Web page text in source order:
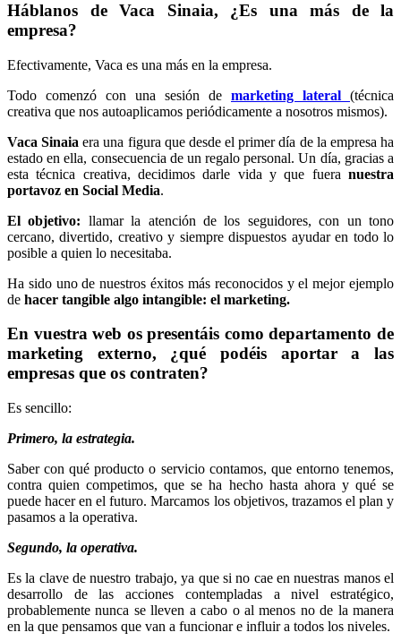
Háblanos de Vaca Sinaia, ¿Es una más de la
empresa?
Efectivamente, Vaca es una más en la empresa.
Todo comenzó con una sesión de marketing lateral (técnica
creativa que nos autoaplicamos periódicamente a nosotros mismos).
Vaca Sinaia era una figura que desde el primer día de la empresa ha
estado en ella, consecuencia de un regalo personal. Un día, gracias a
esta técnica creativa, decidimos darle vida y que fuera nuestra
portavoz en Social Media.
El objetivo: llamar la atención de los seguidores, con un tono
cercano, divertido, creativo y siempre dispuestos ayudar en todo lo
posible a quien lo necesitaba.
Ha sido uno de nuestros éxitos más reconocidos y el mejor ejemplo
de hacer tangible algo intangible: el marketing.
En vuestra web os presentáis como departamento de
marketing externo, ¿qué podéis aportar a las
empresas que os contraten?
Es sencillo:
Primero, la estrategia.
Saber con qué producto o servicio contamos, que entorno tenemos,
contra quien competimos, que se ha hecho hasta ahora y qué se
puede hacer en el futuro. Marcamos los objetivos, trazamos el plan y
pasamos a la operativa.
Segundo, la operativa.
Es la clave de nuestro trabajo, ya que si no cae en nuestras manos el
desarrollo de las acciones contempladas a nivel estratégico,
probablemente nunca se lleven a cabo o al menos no de la manera
en la que pensamos que van a funcionar e influir a todos los niveles.